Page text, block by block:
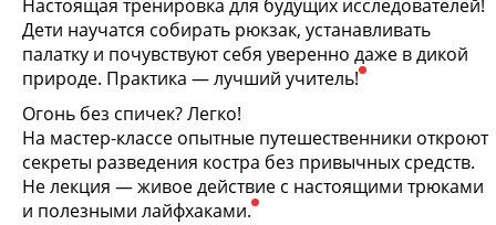
Настоящая тренировка для будущих исследователей!
Дети научатся собирать рюкзак, устанавливать
палатку и почувствуют себя уверенно даже в дикой
природе. Практика — лучший учитель!
Огонь без спичек? Легко!
На мастер-классе опытные путешественники откроют
секреты разведения костра без привычных средств.
Не лекция — живое действие с настоящими трюками
и полезными лайфхаками.